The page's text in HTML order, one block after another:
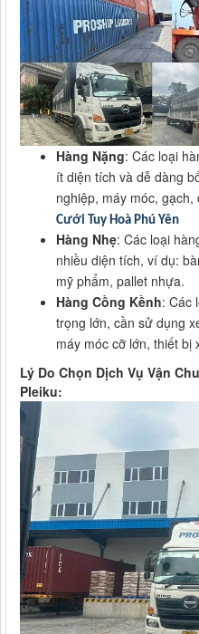
Hàng Nặng: Các loại
ít diện tích và dễ dàng
nghiệp, máy móc, gạch,
Cưới Tuy Hoà Phú Yên
Hàng Nhẹ: Các loại
nhiều diện tích, ví dụ:
mỹ phẩm, pallet nhựa.
Hàng Cồng Kềnh: Các
trọng lớn, cần sử dụng
máy móc cỡ lớn, thiết bị
Lý Do Chọn Dịch Vụ Vận
Pleiku: